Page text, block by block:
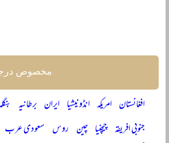
مخصوص
افغانستان امریکہ انڈونیشیا ایران برطانیہ
جنوبی افریقہ چیچنیا چین روس سعودی عرب